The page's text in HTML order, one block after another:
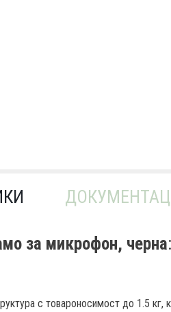
за микрофон, черна:
с товароносимост до 1.5 кг,